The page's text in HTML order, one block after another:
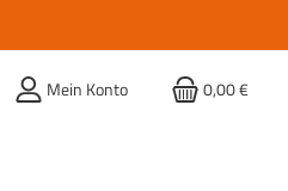
Mein Konto 0,00 €